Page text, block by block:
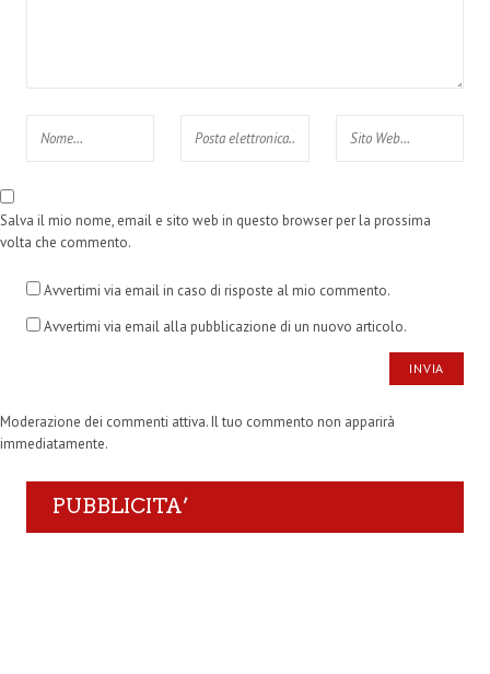
Salva il mio nome, email e sito web in questo browser per la prossima
volta che commento.
Avvertimi via email in caso di risposte al mio commento.
Avvertimi via email alla pubblicazione di un nuovo articolo.
Moderazione dei commenti attiva. Il tuo commento non apparirà
immediatamente.
PUBBLICITA’